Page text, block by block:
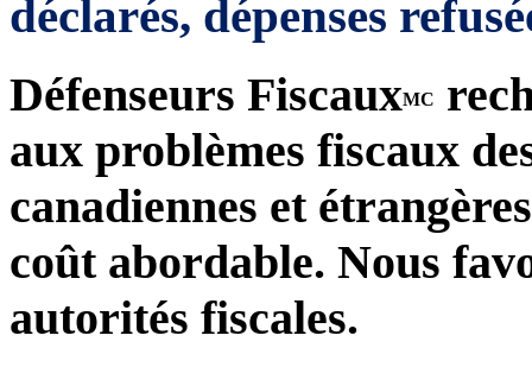
déclarés, dépenses
Défenseurs FiscauxMC
aux problèmes fiscaux
canadiennes et
coût abordable. Nous
autorités fiscales.